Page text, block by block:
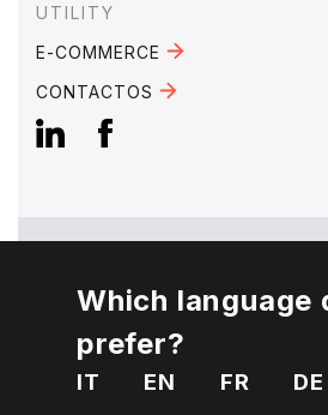
UTILITY
E-COMMERCE
CONTACTOS
EMAIL:
mebra@mebra.it
PHONE: +39 0331 344005
Which language
prefer?
IT EN FR DE